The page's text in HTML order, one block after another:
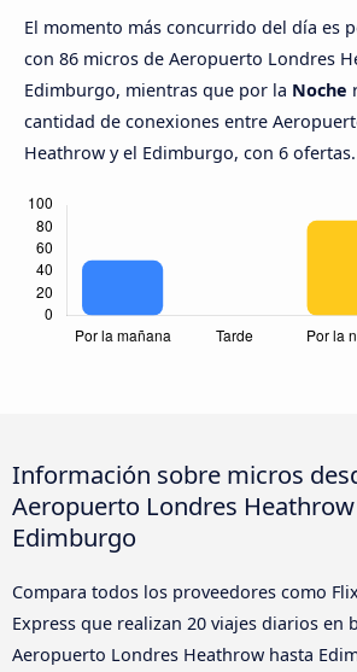
El momento más concurrido del día es
con 86 micros de Aeropuerto Londres
Edimburgo, mientras que por la Noche
cantidad de conexiones entre
Heathrow y el Edimburgo, con 6 ofertas.
Información sobre micros
Aeropuerto Londres Heathrow
Edimburgo
Compara todos los proveedores como
Express que realizan 20 viajes diarios en
Aeropuerto Londres Heathrow hasta